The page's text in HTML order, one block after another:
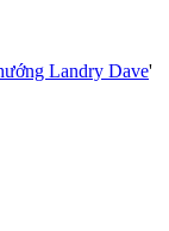
Landry Dave'